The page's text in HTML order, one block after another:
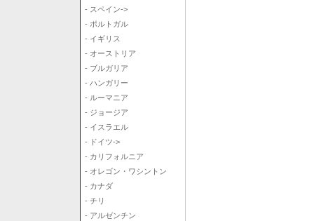
- スペイン->
- ポルトガル
- イギリス
- オーストリア
- ブルガリア
- ハンガリー
- ルーマニア
- ジョージア
- イスラエル
- ドイツ->
- カリフォルニア
- オレゴン・ワシントン
- カナダ
- チリ
- アルゼンチン